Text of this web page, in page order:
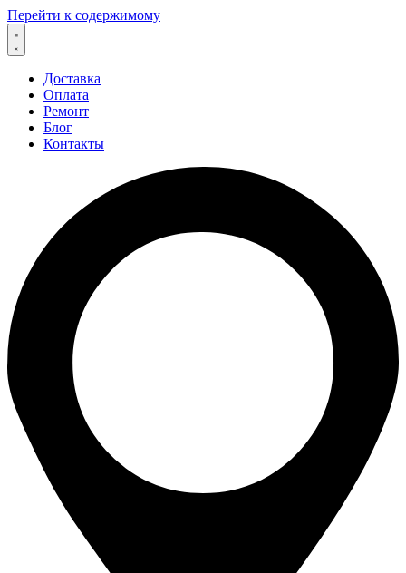
Перейти к содержимому
Доставка
Оплата
Ремонт
Блог
Контакты